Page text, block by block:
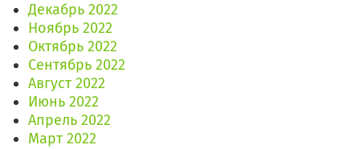
Декабрь 2022
Ноябрь 2022
Октябрь 2022
Сентябрь 2022
Август 2022
Июнь 2022
Апрель 2022
Март 2022